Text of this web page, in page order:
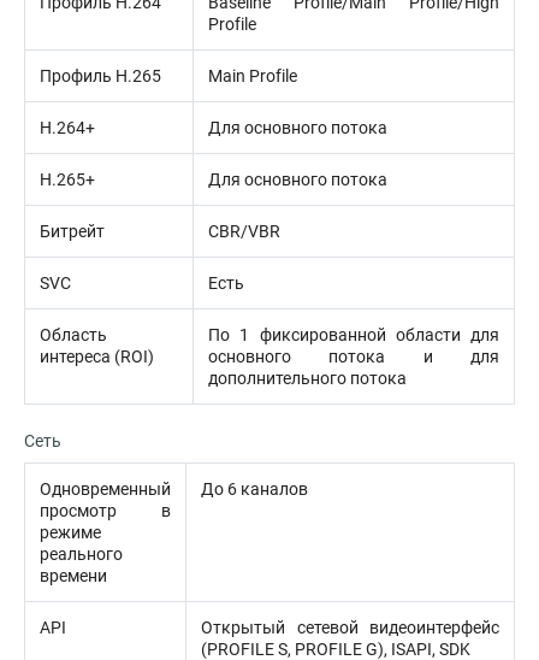
Profile
Профиль H.265 Main Profile
H.264+ Для основного потока
H.265+ Для основного потока
Битрейт CBR/VBR
SVC Есть
Область
интереса (ROI)
По 1 фиксированной области для
основного потока и для
дополнительного потока
Сеть
Одновременный
просмотр в
режиме
реального
времени
До 6 каналов
API
Открытый сетевой видеоинтерфейс
(PROFILE S, PROFILE G), ISAPI, SDK